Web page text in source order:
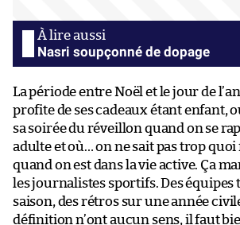
Nasri soupçonné de dopage
La période entre Noël et le jour de
profite de ses cadeaux étant enfant,
sa soirée du réveillon quand on se
adulte et où… on ne sait pas trop
quand on est dans la vie active. Ça
les journalistes sportifs. Des équipes
saison, des rétros sur une année
définition n’ont aucun sens, il faut